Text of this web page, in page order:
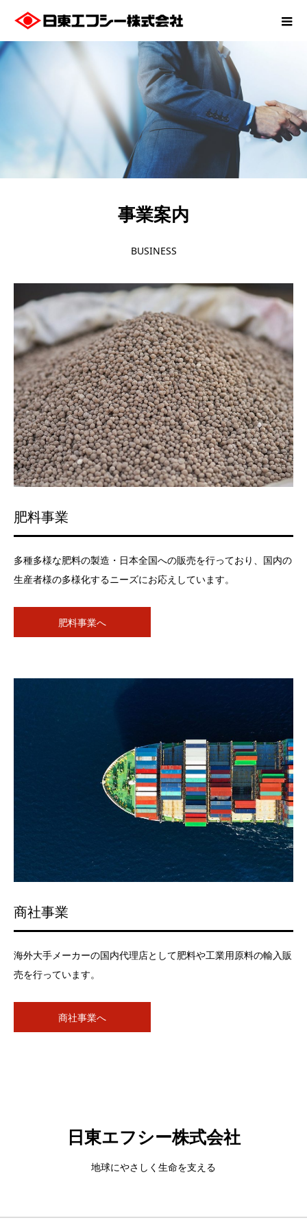
事業案内
BUSINESS
肥料事業
多種多様な肥料の製造・日本全国への販売を行っており、国内の
生産者様の多様化するニーズにお応えしています。
肥料事業へ
商社事業
海外大手メーカーの国内代理店として肥料や工業用原料の輸入販
売を行っています。
商社事業へ
日東エフシー株式会社
地球にやさしく生命を支える